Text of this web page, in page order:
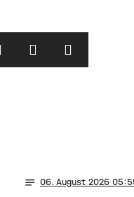
notes 06. August 2026